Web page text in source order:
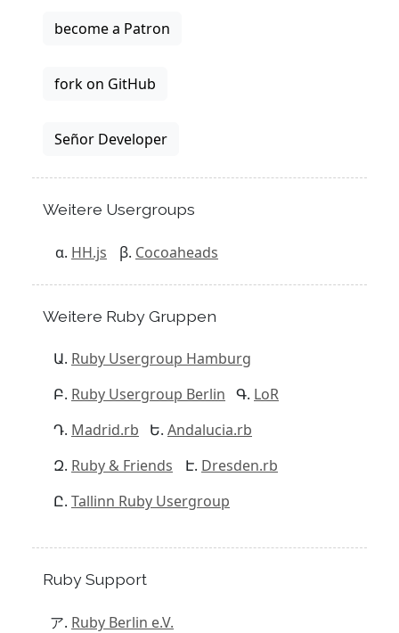
become a Patron
fork on GitHub
Señor Developer
Weitere Usergroups
HH.js Cocoaheads
Weitere Ruby Gruppen
Ruby Usergroup Hamburg
Ruby Usergroup Berlin
LoR
Madrid.rb
Andalucia.rb
Ruby & Friends
Dresden.rb
Tallinn Ruby Usergroup
Ruby Support
Ruby Berlin e.V.